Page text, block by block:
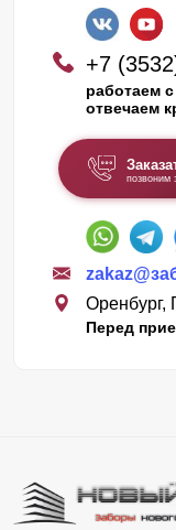
+7
работаем
отвечаем
позвоним
Оренбург,
Перед